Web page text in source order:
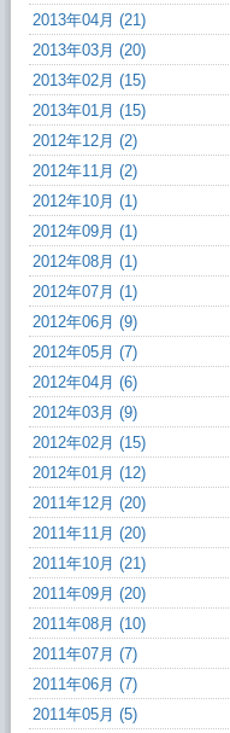
2013年04月 (21)
2013年03月 (20)
2013年02月 (15)
2013年01月 (15)
2012年12月 (2)
2012年11月 (2)
2012年10月 (1)
2012年09月 (1)
2012年08月 (1)
2012年07月 (1)
2012年06月 (9)
2012年05月 (7)
2012年04月 (6)
2012年03月 (9)
2012年02月 (15)
2012年01月 (12)
2011年12月 (20)
2011年11月 (20)
2011年10月 (21)
2011年09月 (20)
2011年08月 (10)
2011年07月 (7)
2011年06月 (7)
2011年05月 (5)